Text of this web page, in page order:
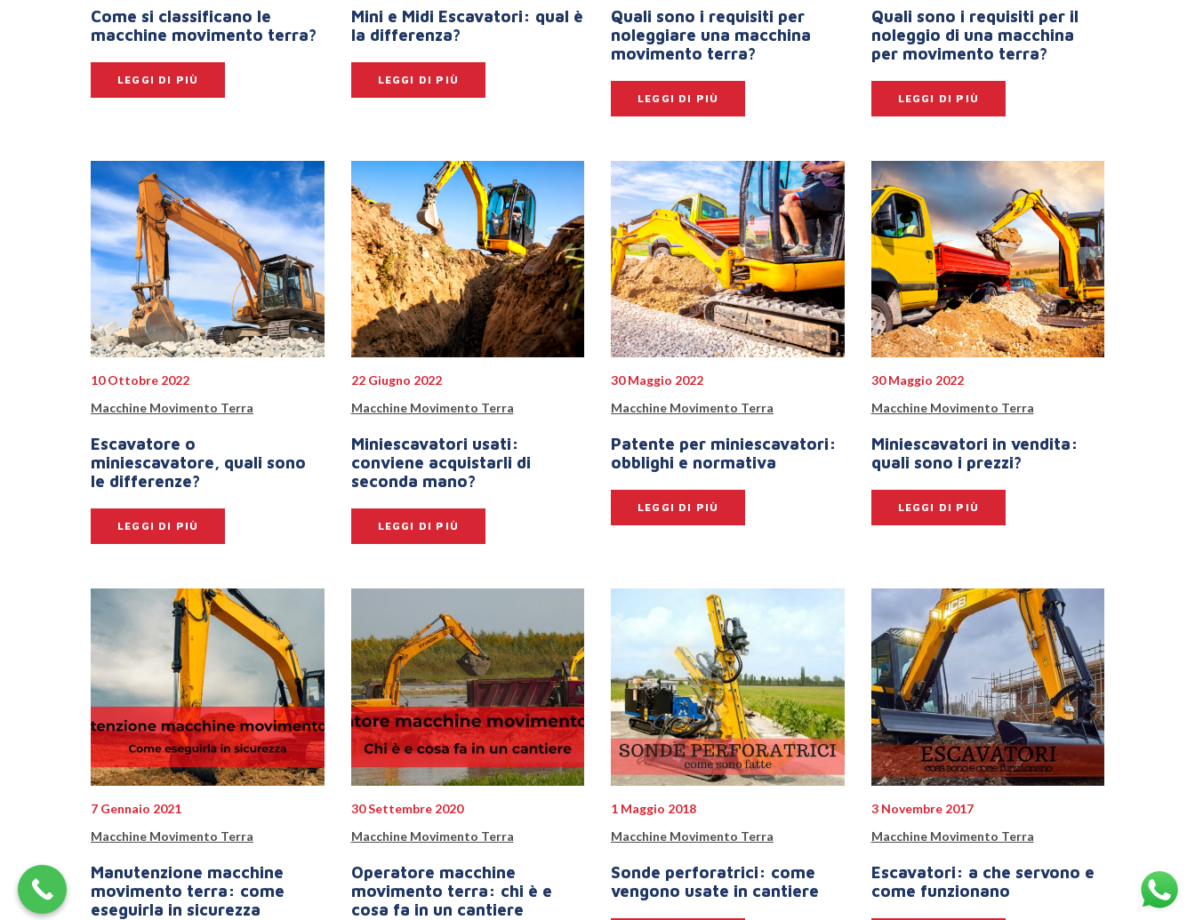
Come si classificano le
macchine movimento terra?
LEGGI DI PIÙ
Mini e Midi Escavatori: qual è
la differenza?
LEGGI DI PIÙ
Quali sono i requisiti per
noleggiare una macchina
movimento terra?
LEGGI DI PIÙ
Quali sono i requisiti per il
noleggio di una macchina
per movimento terra?
LEGGI DI PIÙ
10 Ottobre 2022
Macchine Movimento Terra
Escavatore o
miniescavatore, quali sono
le differenze?
LEGGI DI PIÙ
22 Giugno 2022
Macchine Movimento Terra
Miniescavatori usati:
conviene acquistarli di
seconda mano?
LEGGI DI PIÙ
30 Maggio 2022
Macchine Movimento Terra
Patente per miniescavatori:
obblighi e normativa
LEGGI DI PIÙ
30 Maggio 2022
Macchine Movimento Terra
Miniescavatori in vendita:
quali sono i prezzi?
LEGGI DI PIÙ
7 Gennaio 2021
Macchine Movimento Terra
Manutenzione macchine
movimento terra: come
eseguirla in sicurezza
30 Settembre 2020
Macchine Movimento Terra
Operatore macchine
movimento terra: chi è e
cosa fa in un cantiere
1 Maggio 2018
Macchine Movimento Terra
Sonde perforatrici: come
vengono usate in cantiere
3 Novembre 2017
Macchine Movimento Terra
Escavatori: a che servono e
come funzionano